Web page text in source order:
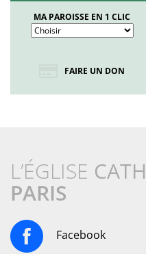
MA PAROISSE EN 1 CLIC
FAIRE UN DON
L’ÉGLISE
PARIS
Facebook